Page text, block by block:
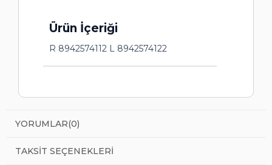
Ürün İçeriği
R 8942574112 L 8942574122
YORUMLAR(0)
TAKSIT SEÇENEKLERI